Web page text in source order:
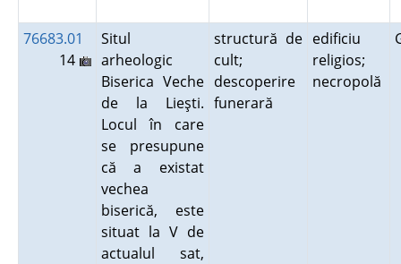
76683.01
14
Situl
arheologic
Biserica Veche
de la Lieşti.
Locul în care
se presupune
că a existat
vechea
biserică, este
situat la V de
actualul sat,
structură de
cult;
descoperire
funerară
edificiu
religios;
necropolă